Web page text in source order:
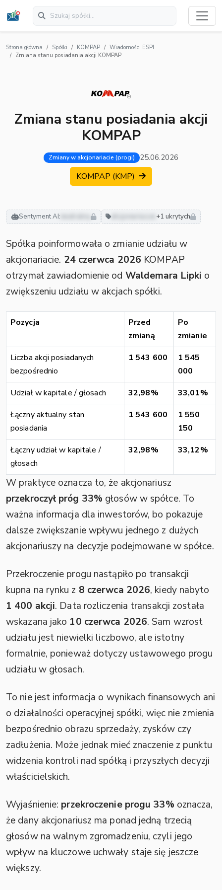
Strona główna Spółki KOMPAP
Wiadomości ESPI
Zmiana stanu posiadania akcji KOMPAP
Zmiana stanu posiadania akcji
KOMPAP
Zmiany w akcjonariacie (progi) 25.06.2026
KOMPAP (KMP)
Sentyment AI: neutralny +1 ukrytych
Spółka poinformowała o zmianie udziału w
akcjonariacie. 24 czerwca 2026 KOMPAP
otrzymał zawiadomienie od Waldemara Lipki o
zwiększeniu udziału w akcjach spółki.
Pozycja
Przed
zmianą
Po
zmianie
Liczba akcji posiadanych
bezpośrednio
1 543 600
1 545
000
Udział w kapitale / głosach
32,98%
33,01%
Łączny aktualny stan
posiadania
1 543 600
1 550
150
Łączny udział w kapitale /
głosach
32,98% 33,12%
W praktyce oznacza to, że akcjonariusz
przekroczył próg 33% głosów w spółce. To
ważna informacja dla inwestorów, bo pokazuje
dalsze zwiększanie wpływu jednego z dużych
akcjonariuszy na decyzje podejmowane w spółce.
Przekroczenie progu nastąpiło po transakcji
kupna na rynku z 8 czerwca 2026, kiedy nabyto
1 400 akcji. Data rozliczenia transakcji została
wskazana jako 10 czerwca 2026. Sam wzrost
udziału jest niewielki liczbowo, ale istotny
formalnie, ponieważ dotyczy ustawowego progu
udziału w głosach.
To nie jest informacja o wynikach finansowych ani
o działalności operacyjnej spółki, więc nie zmienia
bezpośrednio obrazu sprzedaży, zysków czy
zadłużenia. Może jednak mieć znaczenie z punktu
widzenia kontroli nad spółką i przyszłych decyzji
właścicielskich.
Wyjaśnienie: przekroczenie progu 33% oznacza,
że dany akcjonariusz ma ponad jedną trzecią
głosów na walnym zgromadzeniu, czyli jego
wpływ na kluczowe uchwały staje się jeszcze
większy.